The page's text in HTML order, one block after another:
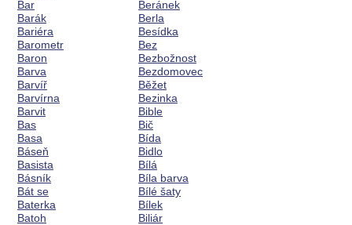
Bar
Barák
Bariéra
Barometr
Baron
Barva
Barvíř
Barvírna
Barvit
Bas
Basa
Báseň
Basista
Básník
Bát se
Baterka
Batoh
Beránek
Berla
Besídka
Bez
Bezbožnost
Bezdomovec
Běžet
Bezinka
Bible
Bič
Bída
Bidlo
Bílá
Bíla barva
Bílé šaty
Bílek
Biliár